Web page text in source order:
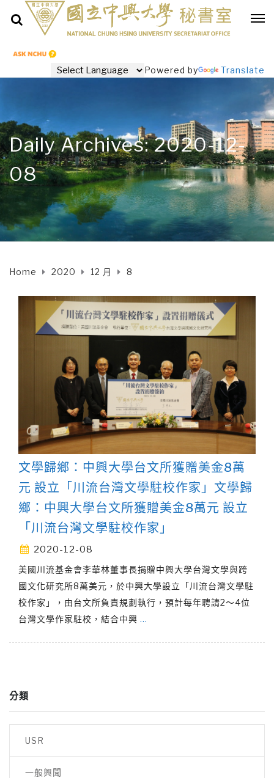
Powered by Translate
Daily Archives: 2020-12-
08
Home 2020 12 月 8
文學歸鄉：中興大學台文所獲贈美金8萬
元 設立「川流台灣文學駐校作家」文學歸
鄉：中興大學台文所獲贈美金8萬元 設立
「川流台灣文學駐校作家」
2020-12-08
美國川流基金會李華林董事長捐贈中興大學台灣文學與跨
國文化研究所8萬美元，於中興大學設立「川流台灣文學駐
校作家」，由台文所負責規劃執行，預計每年聘請2～4位
台灣文學作家駐校，結合中興 …
分類
USR
一般興聞